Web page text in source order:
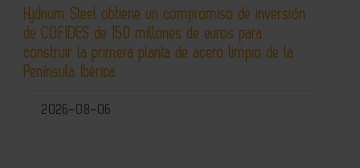
Hydnum Steel obtiene un compromiso de inversión
de COFIDES de 150 millones de euros para
construir la primera planta de acero limpio de la
Península Ibérica
2026-08-06